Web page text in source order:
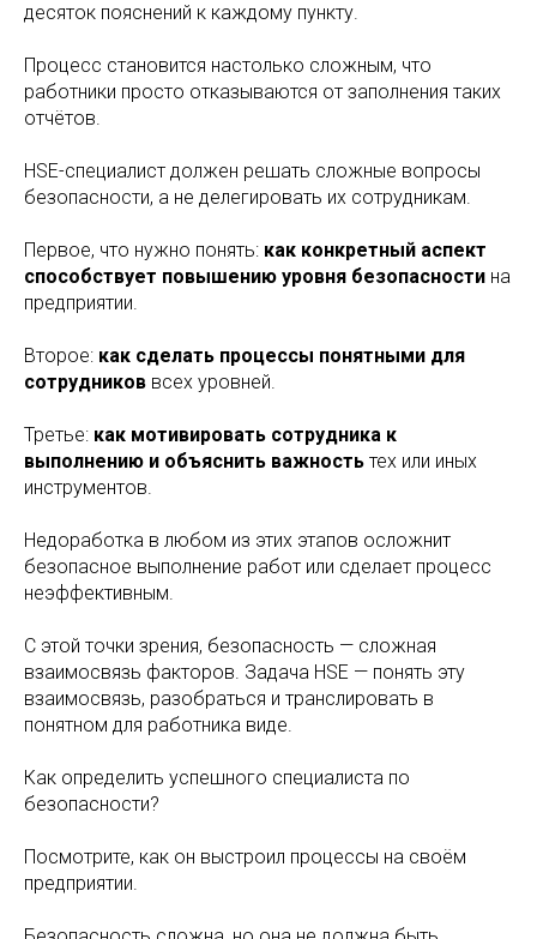
десяток пояснений к каждому пункту.
Процесс становится настолько сложным, что
работники просто отказываются от заполнения таких
отчётов.
HSE-специалист должен решать сложные вопросы
безопасности, а не делегировать их сотрудникам.
Первое, что нужно понять: как конкретный аспект
способствует повышению уровня безопасности на
предприятии.
Второе: как сделать процессы понятными для
сотрудников всех уровней.
Третье: как мотивировать сотрудника к
выполнению и объяснить важность тех или иных
инструментов.
Недоработка в любом из этих этапов осложнит
безопасное выполнение работ или сделает процесс
неэффективным.
С этой точки зрения, безопасность — сложная
взаимосвязь факторов. Задача HSE — понять эту
взаимосвязь, разобраться и транслировать в
понятном для работника виде.
Как определить успешного специалиста по
безопасности?
Посмотрите, как он выстроил процессы на своём
предприятии.